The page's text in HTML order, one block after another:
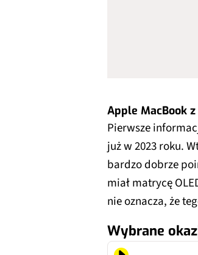
Apple MacBook
Pierwsze
już w 2023 roku.
bardzo dobrze
miał matrycę
nie oznacza, że
Wybrane